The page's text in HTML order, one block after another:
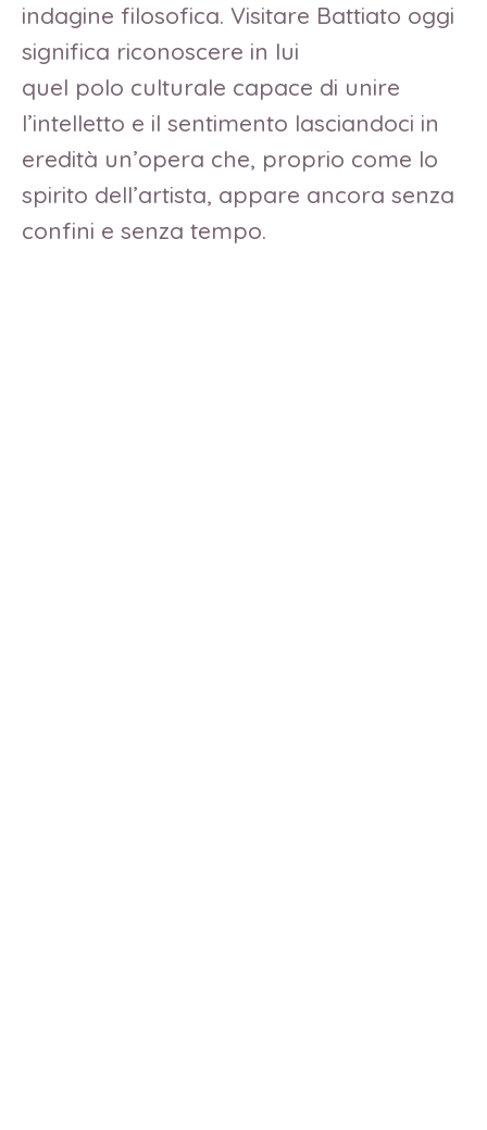
indagine filosofica. Visitare Battiato oggi
significa riconoscere in lui
quel polo culturale capace di unire
l’intelletto e il sentimento lasciandoci in
eredità un’opera che, proprio come lo
spirito dell’artista, appare ancora senza
confini e senza tempo.